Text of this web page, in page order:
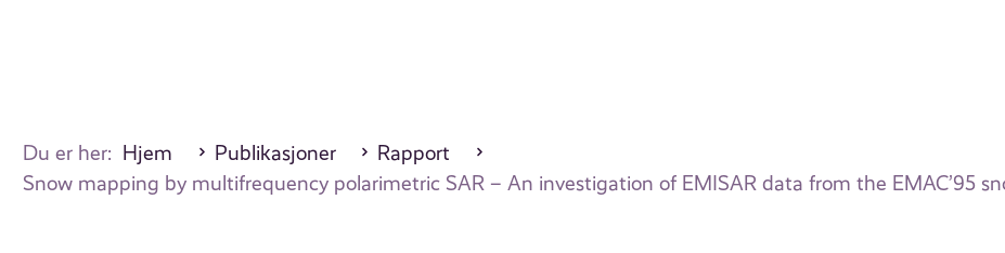
Du er her: Hjem Publikasjoner
Rapport
Snow mapping by multifrequency polarimetric SAR – An investigation of EMISAR data from the EMAC’95